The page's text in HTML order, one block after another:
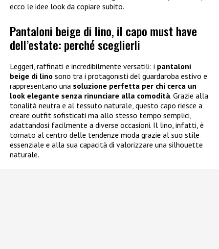
ecco le idee look da copiare subito.
Pantaloni beige di lino, il capo must have
dell’estate: perché sceglierli
Leggeri, raffinati e incredibilmente versatili: i pantaloni
beige di lino sono tra i protagonisti del guardaroba estivo e
rappresentano una soluzione perfetta per chi cerca un
look elegante senza rinunciare alla comodità. Grazie alla
tonalità neutra e al tessuto naturale, questo capo riesce a
creare outfit sofisticati ma allo stesso tempo semplici,
adattandosi facilmente a diverse occasioni. Il lino, infatti, è
tornato al centro delle tendenze moda grazie al suo stile
essenziale e alla sua capacità di valorizzare una silhouette
naturale.